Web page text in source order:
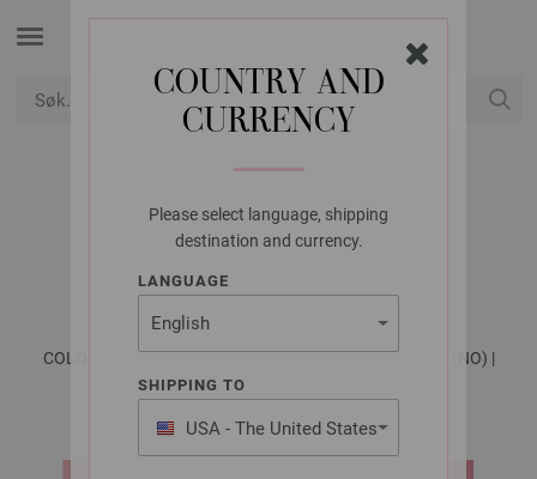
COUNTRY AND
CURRENCY
Please select language, shipping
destination and currency.
LANGUAGE
SHIPPING TO
USA - The United States
of America
FILATI STUDIO
GENSER SOFFIO
COLOR Edition No. 1 - Magasin (DE) + Strikkeopskrifter (NO) |
Modell 12